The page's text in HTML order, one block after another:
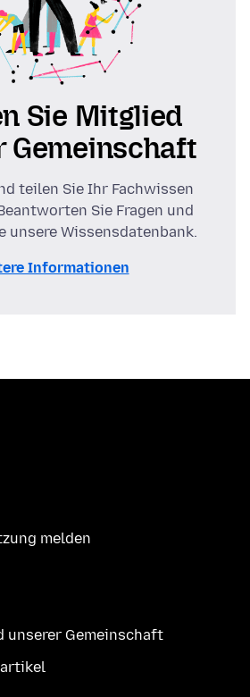
Sie Mitglied
Gemeinschaft
teilen Sie Ihr Fachwissen
Sie Fragen und
unsere Wissensdatenbank.
Informationen
melden
unserer Gemeinschaft